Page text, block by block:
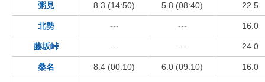
粥見 8.3 (14:50) 5.8 (08:40) 22.5
北勢 --- --- 16.0
藤坂峠 --- --- 24.0
桑名 8.4 (00:10) 6.0 (09:10) 16.0